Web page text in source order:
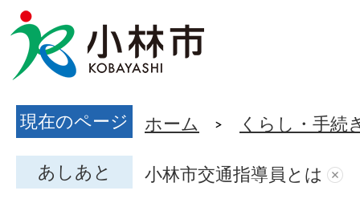
現在のページ ホーム くらし・手続
あしあと 小林市交通指導員とは